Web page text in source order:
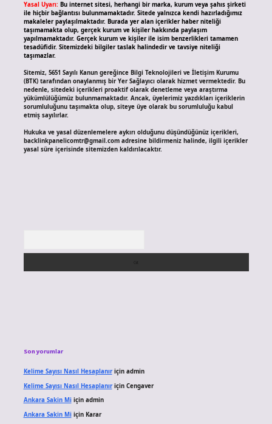
Yasal Uyarı: Bu internet sitesi, herhangi bir marka, kurum veya şahıs şirketi
ile hiçbir bağlantısı bulunmamaktadır. Sitede yalnızca kendi hazırladığımız
makaleler paylaşılmaktadır. Burada yer alan içerikler haber niteliği
taşımamakta olup, gerçek kurum ve kişiler hakkında paylaşım
yapılmamaktadır. Gerçek kurum ve kişiler ile isim benzerlikleri tamamen
tesadüfidir. Sitemizdeki bilgiler taslak halindedir ve tavsiye niteliği
taşımazlar.
Sitemiz, 5651 Sayılı Kanun gereğince Bilgi Teknolojileri ve İletişim Kurumu
(BTK) tarafından onaylanmış bir Yer Sağlayıcı olarak hizmet vermektedir. Bu
nedenle, sitedeki içerikleri proaktif olarak denetleme veya araştırma
yükümlülüğümüz bulunmamaktadır. Ancak, üyelerimiz yazdıkları içeriklerin
sorumluluğunu taşımakta olup, siteye üye olarak bu sorumluluğu kabul
etmiş sayılırlar.
Hukuka ve yasal düzenlemelere aykırı olduğunu düşündüğünüz içerikleri,
backlinkpanelicomtr@gmail.comadresine bildirmeniz halinde, ilgili içerikler
yasal süre içerisinde sitemizden kaldırılacaktır.
Son yorumlar
Kelime Sayısı Nasıl Hesaplanıriçin admin
Kelime Sayısı Nasıl Hesaplanıriçin Cengaver
Ankara Sakin Miiçin admin
Ankara Sakin Miiçin Karar